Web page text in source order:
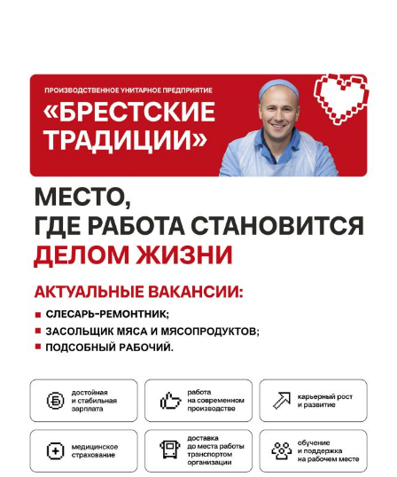
Редакция "ДВ"
Наша гісторыя
Контакты
Правила использования материалов
Электронные обращения